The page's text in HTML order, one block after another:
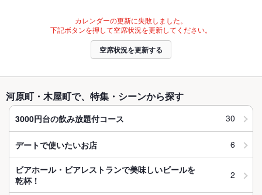
カレンダーの更新に失敗しました。
下記ボタンを押して空席状況を更新してください。
空席状況を更新する
河原町・木屋町で、特集・シーンから探す
3000円台の飲み放題付コース 30
デートで使いたいお店 6
ビアホール・ビアレストランで美味しいビールを
乾杯！
2